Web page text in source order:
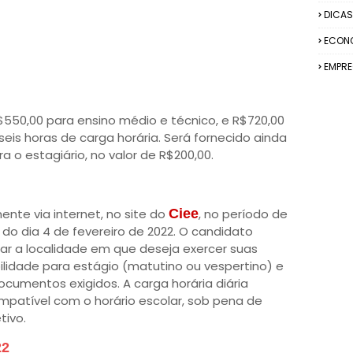
para ensino médio e técnico, e R$720,00
horas de carga horária. Será fornecido ainda
o estagiário, no valor de R$200,00.
via internet, no site do Ciee, no período de
dia 4 de fevereiro de 2022. O candidato
a localidade em que deseja exercer suas
para estágio (matutino ou vespertino) e
exigidos. A carga horária diária
com o horário escolar, sob pena de
DICAS